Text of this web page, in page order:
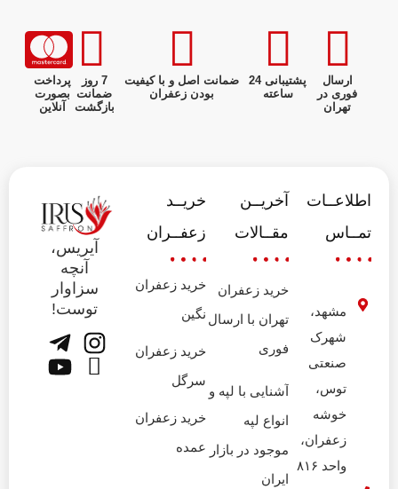
ارسال
فوری در
تهران
پشتیبانی 24
ساعته
ضمانت اصل و با کیفیت
بودن زعفران
7 روز
ضمانت
بازگشت
پرداخت
بصورت
آنلاین
اطلاعــات
تمــاس
مشهد،
شهرک
صنعتی
توس،
خوشه
زعفران،
واحد ۸۱۶
آخریــن
مقــالات
خرید زعفران
تهران با ارسال
فوری
آشنایی با لپه و
انواع لپه
موجود در بازار
ایران
خریــد
زعفــران
خرید زعفران
نگین
خرید زعفران
سرگل
خرید زعفران
عمده
آیریس،
آنچه
سزاوار
توست!